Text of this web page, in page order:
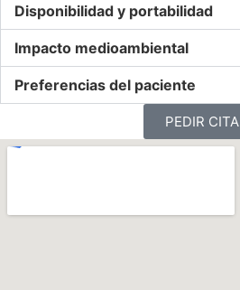
Disponibilidad y portabilidad
Impacto medioambiental
Preferencias del paciente
PEDIR CITA